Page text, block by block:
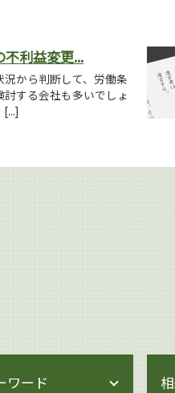
不利益変更...
況から判断して、労働条
する会社も多いでしょ
[...]
ワード